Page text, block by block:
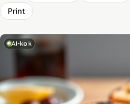
Print
AI-kok